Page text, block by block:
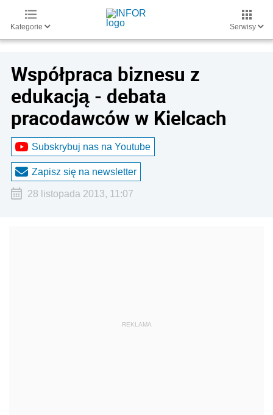
Kategorie Serwisy
Współpraca biznesu z
edukacją - debata
pracodawców w Kielcach
Subskrybuj nas na Youtube
Zapisz się na newsletter
28 listopada 2013, 11:07